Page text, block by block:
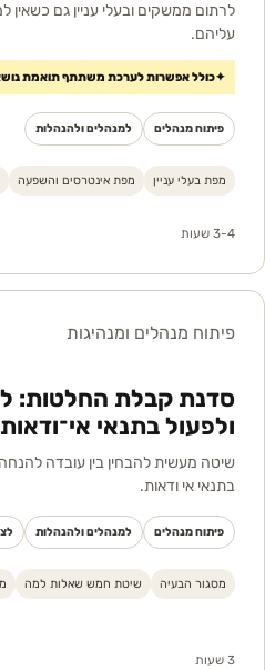
לרתום ממשקים ובעלי עניין גם כשאין
עליהם.
✦כולל אפשרות לערכת משתתף תואמת
פיתוח מנהלים למנהלים ולהנהלות
מפת בעלי עניין מפת אינטרסים והשפעה
3-4 שעות
פיתוח מנהלים ומנהיגות
סדנת קבלת החלטות:
ולפעול בתנאי אי־ודאות
שיטה מעשית להבחין בין עובדה
בתנאי אי ודאות.
פיתוח מנהלים למנהלים ולהנהלות
מסגור הבעיה שיטת חמש שאלות למה
3 שעות